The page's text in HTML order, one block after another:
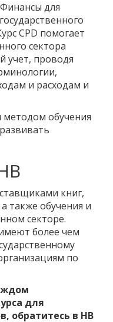
для
CPD помогает
сектора
учет, проводя
и расходам и
методом обучения
книг,
также обучения и
секторе.
более чем
по
для
обратитесь в HB